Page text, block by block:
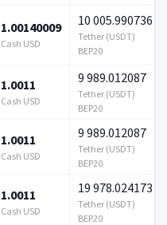
1.00140009
Cash USD
10 005.990736
Tether (USDT)
BEP20
1.0011
Cash USD
9 989.012087
Tether (USDT)
BEP20
1.0011
Cash USD
9 989.012087
Tether (USDT)
BEP20
1.0011
Cash USD
19 978.024173
Tether (USDT)
BEP20